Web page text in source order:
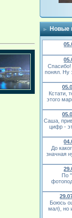
Новые
Спасибо!
понял. Ну
Кстати,
этого
Саша,
цифр -
До
значная
По
Боюсь
мал), но